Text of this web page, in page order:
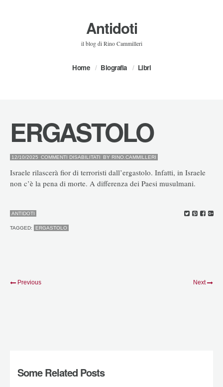
Antidoti
il blog di Rino Cammilleri
Home Biografia Libri
ERGASTOLO
12/10/2025 COMMENTI DISABILITATI SU
BY RINO.CAMMILLERI
Israele rilascerà fior di terroristi dall’ergastolo. Infatti, in Israele
non c’è la pena di morte. A differenza dei Paesi musulmani.
ANTIDOTI
TAGGED: ERGASTOLO
Previous Next
Some Related Posts